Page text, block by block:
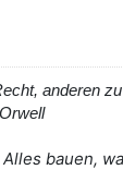
anderen
bauen,